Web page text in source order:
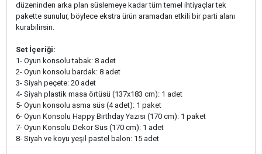
düzeninden arka plan süslemeye kadar tüm temel ihtiyaçlar tek
pakette sunulur, böylece ekstra ürün aramadan etkili bir parti alanı
kurabilirsin.
Set İçeriği:
1- Oyun konsolu tabak: 8 adet
2- Oyun konsolu bardak: 8 adet
3- Siyah peçete: 20 adet
4- Siyah plastik masa örtüsü (137x183 cm): 1 adet
5- Oyun konsolu asma süs (4 adet): 1 paket
6- Oyun Konsolu Happy Birthday Yazısı (170 cm): 1 paket
7- Oyun Konsolu Dekor Süs (170 cm): 1 adet
8- Siyah ve koyu yeşil pastel balon: 15 adet